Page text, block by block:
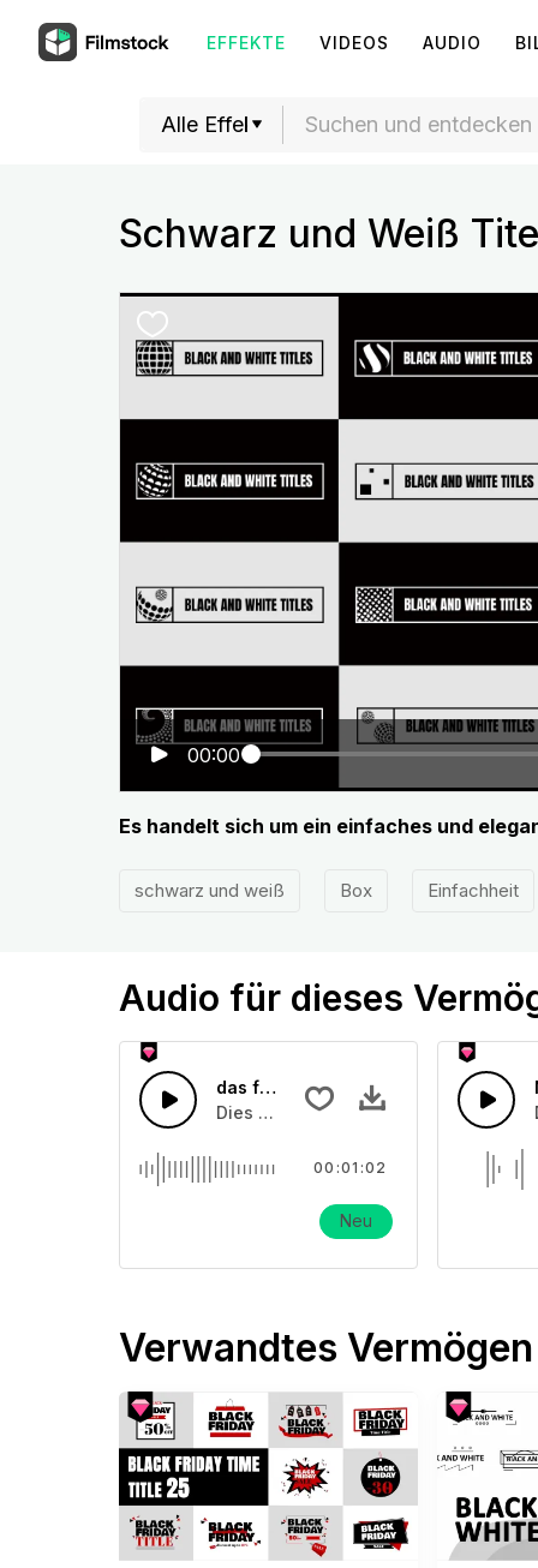
EFFEKTE VIDEOS AUDIO
Schwarz und Weiß
00:00
Es handelt sich um ein einfaches und
schwarz und weiß Box Einfachheit
Audio für dieses
das filmische Schnee- und
Dies ist ein Soundeffekt, der sich
00:01:02
Neu
Verwandtes Vermögen